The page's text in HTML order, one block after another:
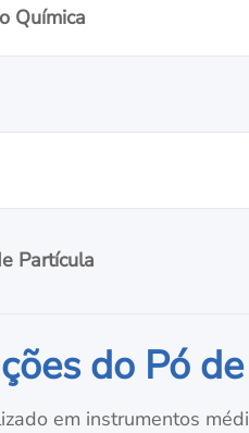
Química
Partícula
do Pó
em instrumentos